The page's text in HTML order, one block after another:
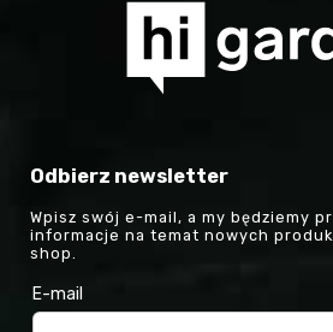
Odbierz newsletter
Wpisz swój e-mail, a my będziemy
informacje na temat nowych
shop.
E-mail